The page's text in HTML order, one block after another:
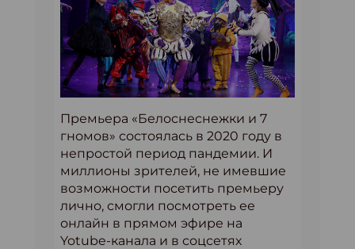
Премьера «Белоснеснежки и 7
гномов» состоялась в 2020 году в
непростой период пандемии. И
миллионы зрителей, не имевшие
возможности посетить премьеру
лично, смогли посмотреть ее
онлайн в прямом эфире на
Yotube-канала и в соцсетях